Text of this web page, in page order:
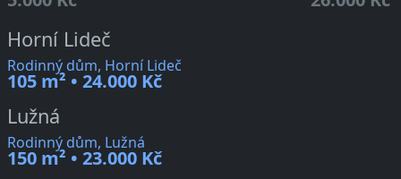
Horní Lideč
Rodinný dům, Horní Lideč
105 m² • 24.000 Kč
Lužná
Rodinný dům, Lužná
150 m² • 23.000 Kč